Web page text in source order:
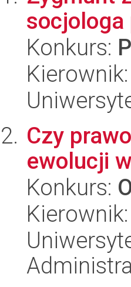
socjologa
Konkurs:
Czy
ewolucji
Konkurs: